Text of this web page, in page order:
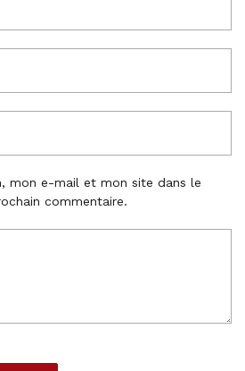
mon e-mail et mon site dans le
commentaire.